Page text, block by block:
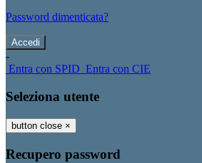
Password dimenticata?
-
Entra con SPID Entra con CIE
Seleziona utente
button close ×
Recupero password